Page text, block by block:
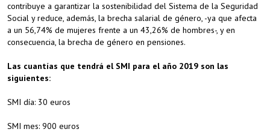
contribuye a garantizar la sostenibilidad del Sistema de la Seguridad
Social y reduce, además, la brecha salarial de género, -ya que afecta
a un 56,74% de mujeres frente a un 43,26% de hombres-, y en
consecuencia, la brecha de género en pensiones.
Las cuantías que tendrá el SMI para el año 2019 son las
siguientes:
SMI día: 30 euros
SMI mes: 900 euros